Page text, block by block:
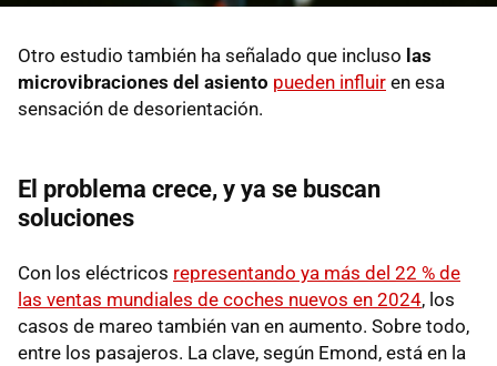
Otro estudio también ha señalado que incluso las
microvibraciones del asiento pueden influir en esa
sensación de desorientación.
El problema crece, y ya se buscan
soluciones
Con los eléctricos representando ya más del 22 % de
las ventas mundiales de coches nuevos en 2024, los
casos de mareo también van en aumento. Sobre todo,
entre los pasajeros. La clave, según Emond, está en la